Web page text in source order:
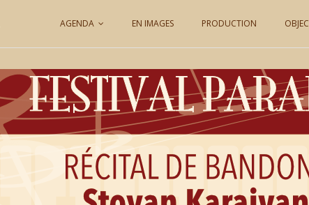
AGENDA EN IMAGES PRODUCTION